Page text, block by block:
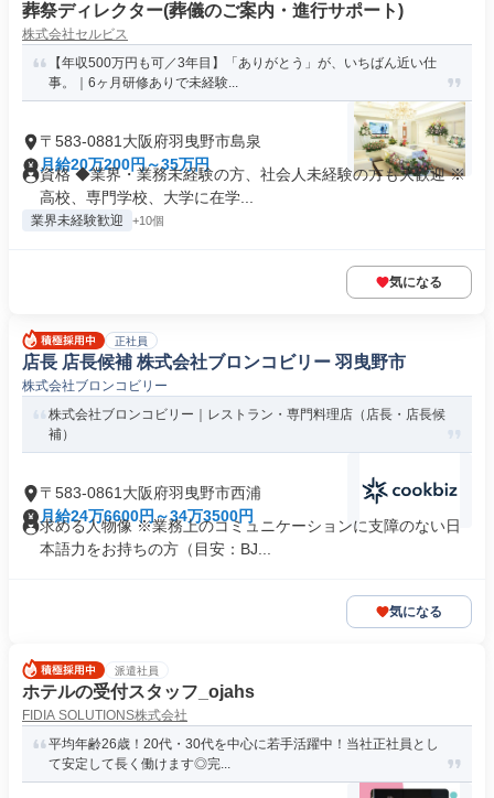
葬祭ディレクター(葬儀のご案内・進行サポート)
株式会社セルビス
【年収500万円も可／3年目】「ありがとう」が、いちばん近い仕
事。｜6ヶ月研修ありで未経験...
〒583-0881大阪府羽曳野市島泉
月給20万200円～35万円
資格 ◆業界・業務未経験の方、社会人未経験の方も大歓迎 ※
高校、専門学校、大学に在学...
業界未経験歓迎 +10個
気になる
正社員
店長 店長候補 株式会社ブロンコビリー 羽曳野市
株式会社ブロンコビリー
株式会社ブロンコビリー｜レストラン・専門料理店（店長・店長候
補）
〒583-0861大阪府羽曳野市西浦
月給24万6600円～34万3500円
求める人物像 ※業務上のコミュニケーションに支障のない日
本語力をお持ちの方（目安：BJ...
気になる
派遣社員
ホテルの受付スタッフ_ojahs
FIDIA SOLUTIONS株式会社
平均年齢26歳！20代・30代を中心に若手活躍中！当社正社員とし
て安定して長く働けます◎完...